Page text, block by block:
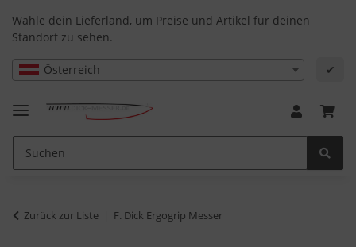
Wähle dein Lieferland, um Preise und Artikel für deinen
Standort zu sehen.
Österreich ✔
Zurück zur Liste F. Dick Ergogrip Messer